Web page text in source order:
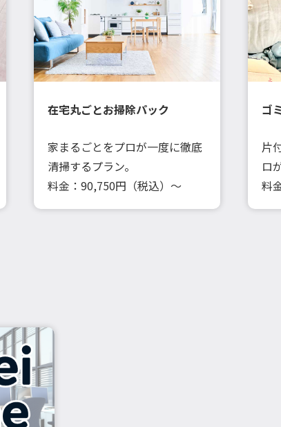
在宅丸ごとお掃除パック
家まるごとをプロが一度に徹底
清掃するプラン。
料金：90,750円（税込）～
ゴ
片
ロ
料